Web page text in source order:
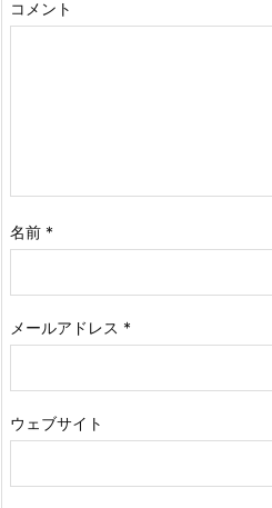
コメント
名前 *
メールアドレス *
ウェブサイト